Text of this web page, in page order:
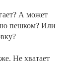
А может
пешком? Или
Не хватает